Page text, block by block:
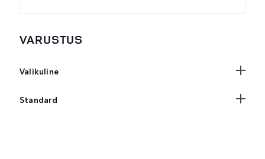
VARUSTUS
Valikuline
Standard